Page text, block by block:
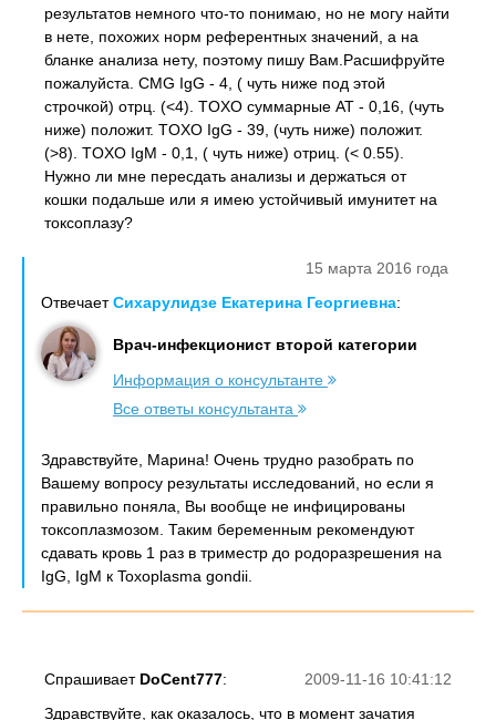
результатов немного что-то понимаю, но не могу найти
в нете, похожих норм референтных значений, а на
бланке анализа нету, поэтому пишу Вам.Расшифруйте
пожалуйста. CMG IgG - 4, ( чуть ниже под этой
строчкой) отрц. (<4). TOXO суммарные АТ - 0,16, (чуть
ниже) положит. TOXO IgG - 39, (чуть ниже) положит.
(>8). TOXO IgM - 0,1, ( чуть ниже) отриц. (< 0.55).
Нужно ли мне пересдать анализы и держаться от
кошки подальше или я имею устойчивый имунитет на
токсоплазу?
15 марта 2016 года
ОтвечаетСихарулидзе Екатерина Георгиевна:
Врач-инфекционист второй категории
Информация о консультанте
Все ответы консультанта
Здравствуйте, Марина! Очень трудно разобрать по
Вашему вопросу результаты исследований, но если я
правильно поняла, Вы вообще не инфицированы
токсоплазмозом. Таким беременным рекомендуют
сдавать кровь 1 раз в триместр до родоразрешения на
IgG, IgM к Toxoplasma gondii.
2009-11-16 10:41:12
Спрашивает DoCent777:
Здравствуйте, как оказалось, что в момент зачатия